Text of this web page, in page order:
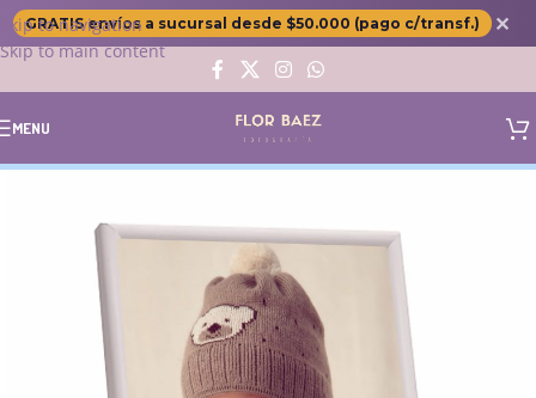
Skip to navigation
Skip to main content
GRATIS envíos a sucursal desde $50.000 (pago c/transf.) ✕
MENU